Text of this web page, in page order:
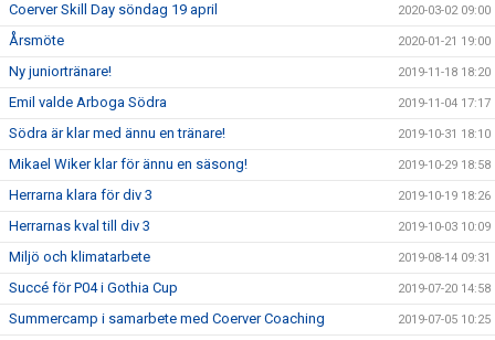
Coerver Skill Day söndag 19 april 2020-03-02 09:00
Årsmöte 2020-01-21 19:00
Ny juniortränare! 2019-11-18 18:20
Emil valde Arboga Södra 2019-11-04 17:17
Södra är klar med ännu en tränare! 2019-10-31 18:10
Mikael Wiker klar för ännu en säsong! 2019-10-29 18:58
Herrarna klara för div 3 2019-10-19 18:26
Herrarnas kval till div 3 2019-10-03 10:09
Miljö och klimatarbete 2019-08-14 09:31
Succé för P04 i Gothia Cup 2019-07-20 14:58
Summercamp i samarbete med Coerver Coaching 2019-07-05 10:25